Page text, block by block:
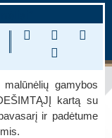
gamybos
kartą su
ir padėtume